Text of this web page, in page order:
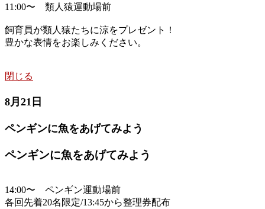
11:00〜 類人猿運動場前
飼育員が類人猿たちに涼をプレゼント！
豊かな表情をお楽しみください。
閉じる
8月21日
ペンギンに魚をあげてみよう
ペンギンに魚をあげてみよう
14:00〜 ペンギン運動場前
各回先着20名限定/13:45から整理券配布